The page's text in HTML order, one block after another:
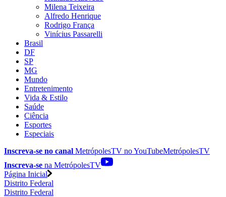
Milena Teixeira
Alfredo Henrique
Rodrigo França
Vinícius Passarelli
Brasil
DF
SP
MG
Mundo
Entretenimento
Vida & Estilo
Saúde
Ciência
Esportes
Especiais
Inscreva-se no canal MetrópolesTV noYouTubeMetrópolesTV
Inscreva-se na MetrópolesTV
Página Inicial
Distrito Federal
Distrito Federal